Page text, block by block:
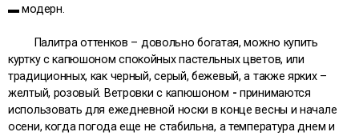
▬ модерн.
Палитра оттенков – довольно богатая, можно купить
куртку с капюшоном спокойных пастельных цветов, или
традиционных, как черный, серый, бежевый, а также ярких –
желтый, розовый. Ветровки с капюшоном - принимаются
использовать для ежедневной носки в конце весны и начале
осени, когда погода еще не стабильна, а температура днем и